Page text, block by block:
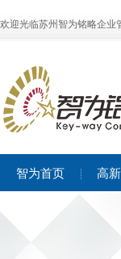
欢迎光临苏州智为铭略企业
智为首页 高